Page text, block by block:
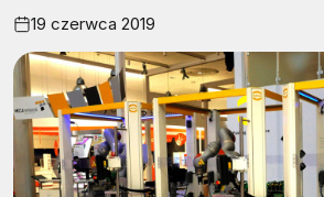
19 czerwca 2019